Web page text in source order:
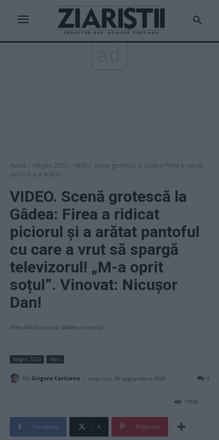
Acasă Alegeri 2020
VIDEO. Scenă grotescă la Gâdea: Firea a ridicat
piciorul și a arătat...
VIDEO. Scenă grotescă la
Gâdea: Firea a ridicat
piciorul și a arătat pantoful
cu care a vrut să spargă
televizorul! „M-a oprit
soțul”. Vinovat: Nicușor
Dan!
Firea ridică piciorul, Gâdea e în extaz.
Alegeri 2020 Main
De Grigore Cartianu - miercuri, 30 septembrie 2020 4
17039
Facebook X Pinterest